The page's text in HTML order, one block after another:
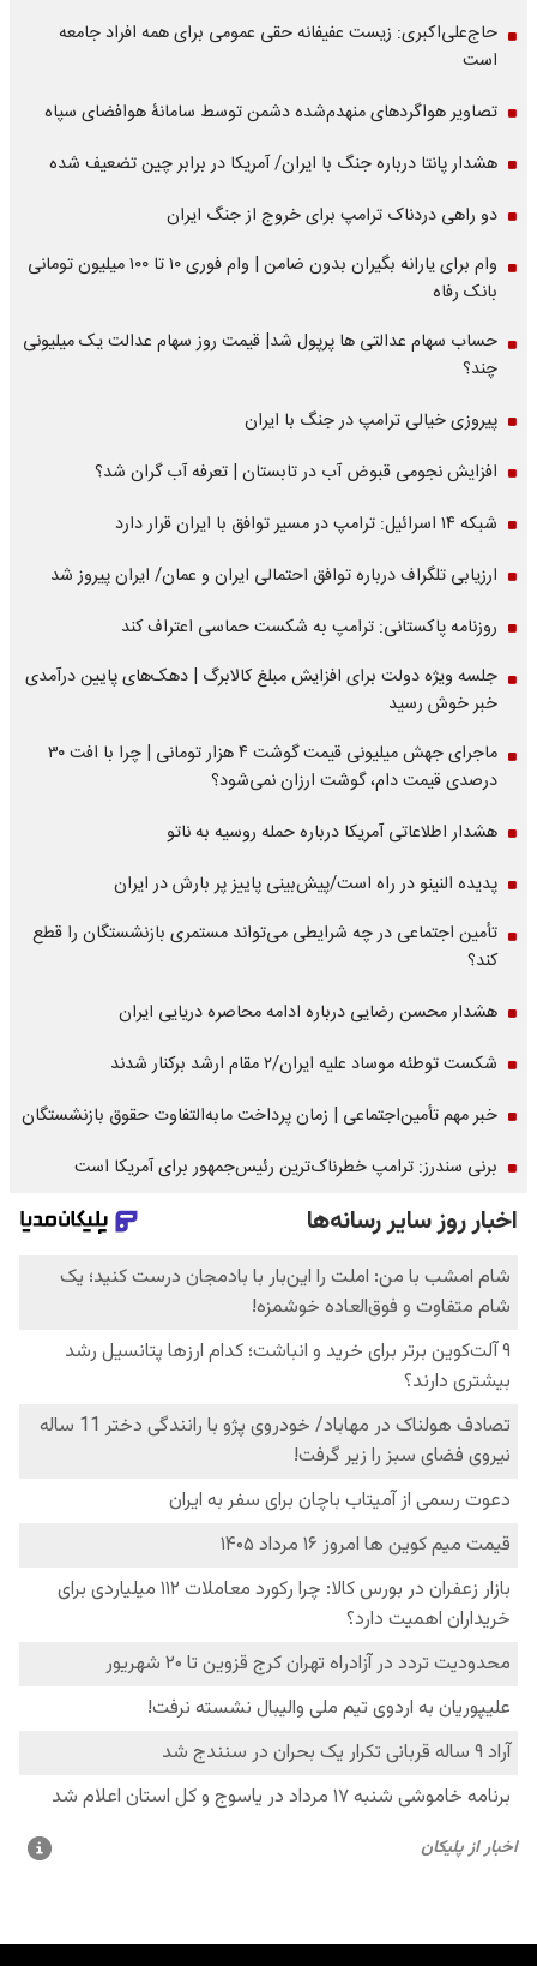
حاج‌علی‌اکبری: زیست عفیفانه حقی عمومی برای همه افراد جامعه
است
تصاویر هواگردهای منهدم‌شده دشمن توسط سامانۀ هوافضای سپاه
هشدار پانتا درباره جنگ با ایران/ آمریکا در برابر چین تضعیف شده
دو راهی دردناک ترامپ برای خروج از جنگ ایران
وام برای یارانه بگیران بدون ضامن | وام فوری ۱۰ تا ۱۰۰ میلیون تومانی
بانک رفاه
حساب سهام عدالتی ها پرپول شد| قیمت روز سهام عدالت یک میلیونی
چند؟
پیروزی خیالی ترامپ در جنگ با ایران
افزایش نجومی قبوض آب در تابستان | تعرفه آب گران شد؟
شبکه ۱۴ اسرائیل: ترامپ در مسیر توافق با ایران قرار دارد
ارزیابی تلگراف درباره توافق احتمالی ایران و عمان/ ایران پیروز شد
روزنامه پاکستانی: ترامپ به شکست حماسی اعتراف کند
جلسه ویژه دولت برای افزایش مبلغ کالابرگ | دهک‌های پایین درآمدی
خبر خوش رسید
ماجرای جهش میلیونی قیمت گوشت ۴ هزار تومانی | چرا با افت ۳۰
درصدی قیمت دام، گوشت ارزان نمی‌شود؟
هشدار اطلاعاتی آمریکا درباره حمله روسیه به ناتو
پدیده النینو در راه است/پیش‌بینی پاییز پر بارش در ایران
تأمین اجتماعی در چه شرایطی می‌تواند مستمری بازنشستگان را قطع
کند؟
هشدار محسن رضایی درباره ادامه محاصره دریایی ایران
شکست توطئه موساد علیه ایران/۲ مقام‌ ارشد برکنار شدند
خبر مهم تأمین‌اجتماعی | زمان پرداخت مابه‌التفاوت حقوق بازنشستگان
برنی سندرز: ترامپ خطرناک‌ترین رئیس‌جمهور برای آمریکا است